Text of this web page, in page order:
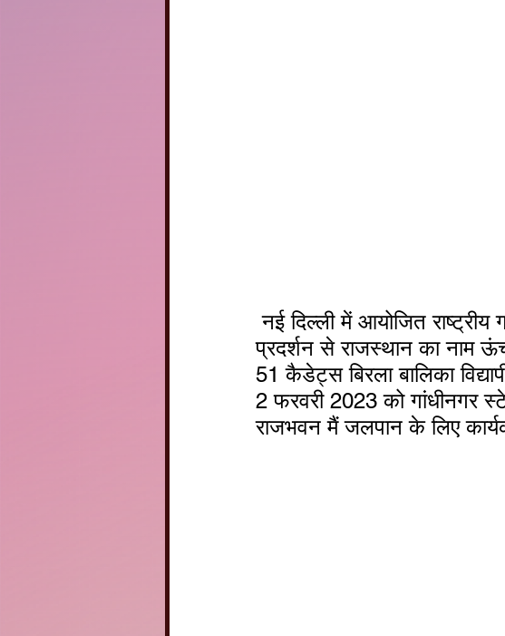
नई दिल्ली में आयोजित राष्ट्रीय गणतंत्र दिवस 2023 में अपनी सहभागिता कर उत्कृष्ट
प्रदर्शन से राजस्थान का नाम
51 कैडेट्स बिरला बालिका
2 फरवरी 2023 को गांधीनगर
राजभवन मैं जलपान के लिए